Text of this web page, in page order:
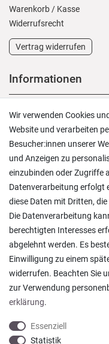
Warenkorb / Kasse
Widerrufs­recht
Vertrag widerrufen
Informationen
Versand und Zahlung
Rücksendungen
Lieferung in die Schweiz
Pflegesymbole
Lagerverkauf
Ratgeber & News
Ein einfach toller
sogar mit
Datum der
Datum der
Wir verwenden Cookies
Website und verarbeiten
Besucher:innen unserer
und Anzeigen zu
einzubinden oder Zugriffe
Datenverarbeitung erfolgt
diese Daten mit Dritten,
Die Datenverarbeitung
berechtigten Interesses
abgelehnt werden. Es
Einwilligung zu einem
widerrufen. Beachten Sie
zur Verwendung
erklärung.
Essenziell
Statistik